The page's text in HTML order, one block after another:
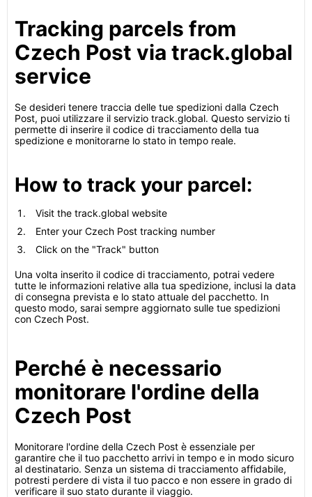
Tracking parcels from
Czech Post via track.global
service
Se desideri tenere traccia delle tue spedizioni dalla Czech
Post, puoi utilizzare il servizio track.global. Questo servizio ti
permette di inserire il codice di tracciamento della tua
spedizione e monitorarne lo stato in tempo reale.
How to track your parcel:
Visit the track.global website
Enter your Czech Post tracking number
Click on the "Track" button
Una volta inserito il codice di tracciamento, potrai vedere
tutte le informazioni relative alla tua spedizione, inclusi la data
di consegna prevista e lo stato attuale del pacchetto. In
questo modo, sarai sempre aggiornato sulle tue spedizioni
con Czech Post.
Perché è necessario
monitorare l'ordine della
Czech Post
Monitorare l'ordine della Czech Post è essenziale per
garantire che il tuo pacchetto arrivi in ​​tempo e in modo sicuro
al destinatario. Senza un sistema di tracciamento affidabile,
potresti perdere di vista il tuo pacco e non essere in grado di
verificare il suo stato durante il viaggio.